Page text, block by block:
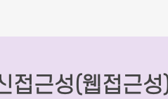
접근성(웹접근성